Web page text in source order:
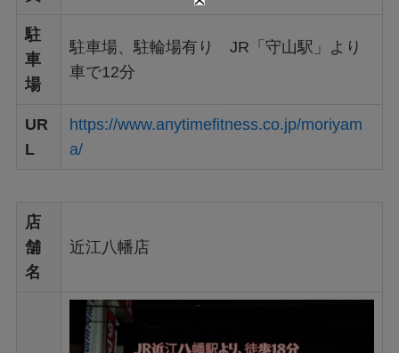
駐
車
場
駐車場、駐輪場有り JR「守山駅」より
車で12分
UR
L
https://www.anytimefitness.co.jp/moriyam
a/
店
舗
名
近江八幡店